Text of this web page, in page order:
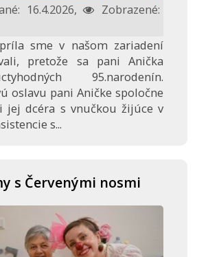
16.4.2026,
Zobrazené:
sme v našom zariadení
pretože sa pani Anička
95.narodenín.
oslavu pani Aničke spoločne
jej dcéra s vnučkou žijúce v
s...
s Červenými nosmi